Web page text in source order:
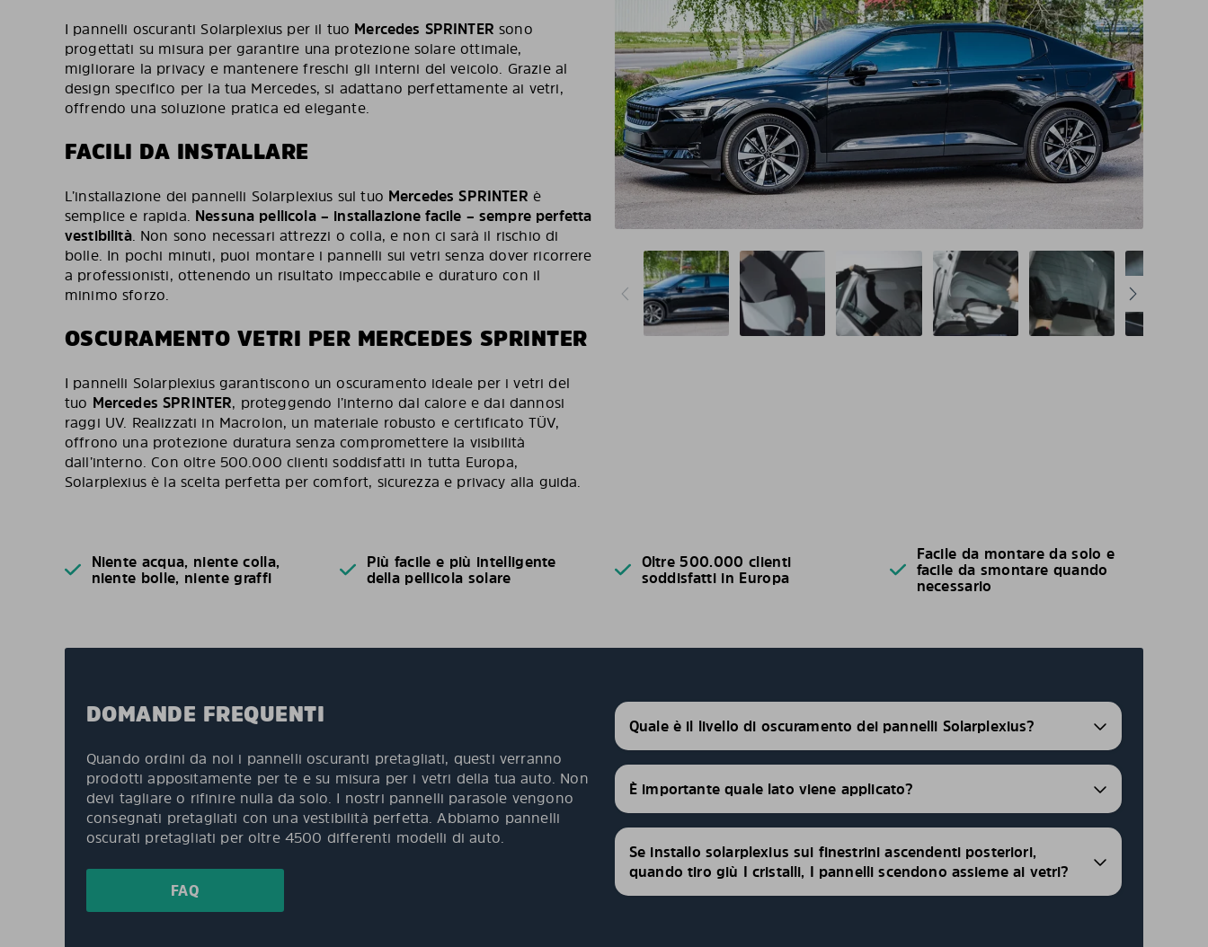
I pannelli oscuranti Solarplexius per il tuo Mercedes SPRINTER sono
progettati su misura per garantire una protezione solare ottimale,
migliorare la privacy e mantenere freschi gli interni del veicolo. Grazie al
design specifico per la tua Mercedes, si adattano perfettamente ai vetri,
offrendo una soluzione pratica ed elegante.
FACILI DA INSTALLARE
L’installazione dei pannelli Solarplexius sul tuo Mercedes SPRINTER è
semplice e rapida. Nessuna pellicola – installazione facile – sempre perfetta
vestibilità. Non sono necessari attrezzi o colla, e non ci sarà il rischio di
bolle. In pochi minuti, puoi montare i pannelli sui vetri senza dover ricorrere
a professionisti, ottenendo un risultato impeccabile e duraturo con il
minimo sforzo.
OSCURAMENTO VETRI PER MERCEDES SPRINTER
I pannelli Solarplexius garantiscono un oscuramento ideale per i vetri del
tuo Mercedes SPRINTER, proteggendo l’interno dal calore e dai dannosi
raggi UV. Realizzati in Macrolon, un materiale robusto e certificato TÜV,
offrono una protezione duratura senza compromettere la visibilità
dall’interno. Con oltre 500.000 clienti soddisfatti in tutta Europa,
Solarplexius è la scelta perfetta per comfort, sicurezza e privacy alla guida.
Niente acqua, niente colla,
niente bolle, niente graffi
Più facile e più intelligente
della pellicola solare
Oltre 500.000 clienti
soddisfatti in Europa
Facile da montare da solo e
facile da smontare quando
necessario
DOMANDE FREQUENTI
Quando ordini da noi i pannelli oscuranti pretagliati, questi verranno
prodotti appositamente per te e su misura per i vetri della tua auto. Non
devi tagliare o rifinire nulla da solo. I nostri pannelli parasole vengono
consegnati pretagliati con una vestibilità perfetta. Abbiamo pannelli
oscurati pretagliati per oltre 4500 differenti modelli di auto.
FAQ
Quale è il livello di oscuramento dei pannelli Solarplexius?
È importante quale lato viene applicato?
Se installo solarplexius sui finestrini ascendenti posteriori,
quando tiro giù I cristalli, I pannelli scendono assieme ai vetri?